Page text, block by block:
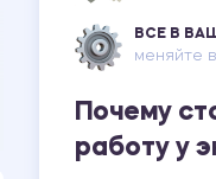
ВСЕ В
меняйте
Почему
работу у